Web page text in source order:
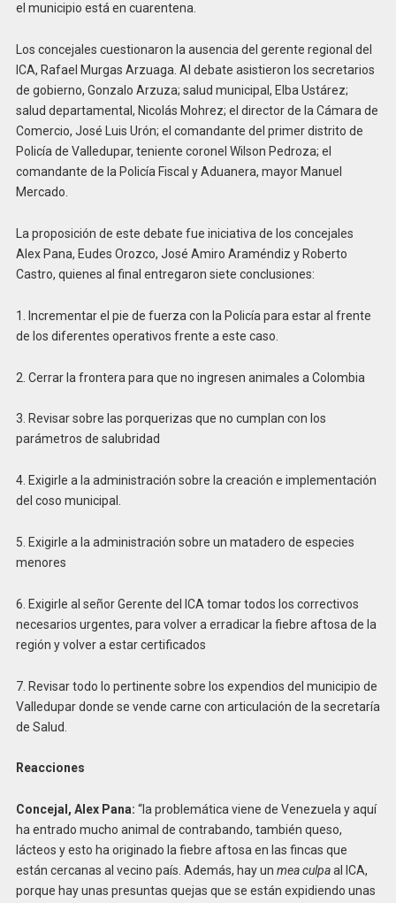
el municipio está en cuarentena.
Los concejales cuestionaron la ausencia del gerente regional del
ICA, Rafael Murgas Arzuaga. Al debate asistieron los secretarios
de gobierno, Gonzalo Arzuza; salud municipal, Elba Ustárez;
salud departamental, Nicolás Mohrez; el director de la Cámara de
Comercio, José Luis Urón; el comandante del primer distrito de
Policía de Valledupar, teniente coronel Wilson Pedroza; el
comandante de la Policía Fiscal y Aduanera, mayor Manuel
Mercado.
La proposición de este debate fue iniciativa de los concejales
Alex Pana, Eudes Orozco, José Amiro Araméndiz y Roberto
Castro, quienes al final entregaron siete conclusiones:
1. Incrementar el pie de fuerza con la Policía para estar al frente
de los diferentes operativos frente a este caso.
2. Cerrar la frontera para que no ingresen animales a Colombia
3. Revisar sobre las porquerizas que no cumplan con los
parámetros de salubridad
4. Exigirle a la administración sobre la creación e implementación
del coso municipal.
5. Exigirle a la administración sobre un matadero de especies
menores
6. Exigirle al señor Gerente del ICA tomar todos los correctivos
necesarios urgentes, para volver a erradicar la fiebre aftosa de la
región y volver a estar certificados
7. Revisar todo lo pertinente sobre los expendios del municipio de
Valledupar donde se vende carne con articulación de la secretaría
de Salud.
Reacciones
Concejal, Alex Pana: “la problemática viene de Venezuela y aquí
ha entrado mucho animal de contrabando, también queso,
lácteos y esto ha originado la fiebre aftosa en las fincas que
están cercanas al vecino país. Además, hay un mea culpaal ICA,
porque hay unas presuntas quejas que se están expidiendo unas